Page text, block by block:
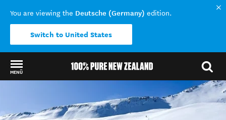
You are viewing the Deutsche (Germany) edition.
Switch to United States
MENÜ